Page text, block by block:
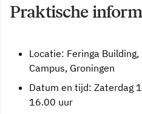
Praktische
Locatie: Feringa
Campus, Groningen
Datum en tijd: Zaterdag
16.00 uur